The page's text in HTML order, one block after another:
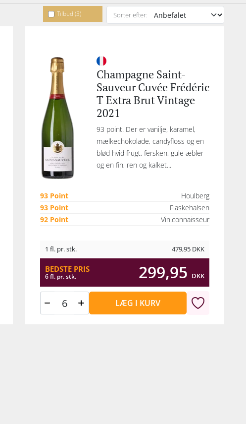
Tilbud (3) Sorter efter:
Champagne Saint-
Sauveur Cuvée Frédéric
T Extra Brut Vintage
2021
93 point. Der er vanilje, karamel,
mælkechokolade, candyfloss og en
blød hvid frugt, fersken, gule æbler
og en fin, ren og kalket...
93 Point
Houlberg
93 Point
Flaskehalsen
92 Point
Vin.connaisseur
1 fl. pr. stk. 479,95 DKK
BEDSTE PRIS
6 fl. pr. stk. 299,95 DKK
LÆG I KURV